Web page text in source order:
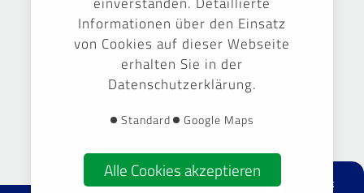
Ausgezeichnet
Gestaltung & Umsetzung -September Markenführung GmbH
facebook
Informationen über den Einsatz
von Cookies auf dieser Webseite
erhalten Sie in der
Datenschutzerklärung.
Standard Google Maps
Alle Cookies akzeptieren